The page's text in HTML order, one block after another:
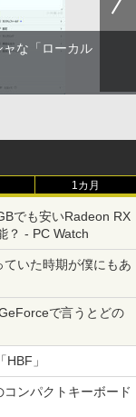
ャな「ローカル
1カ月
でも安いRadeon RX
？ - PC Watch
いた時期が僕にもあ
で言うとどの
HBF」
コンパクトキーボード